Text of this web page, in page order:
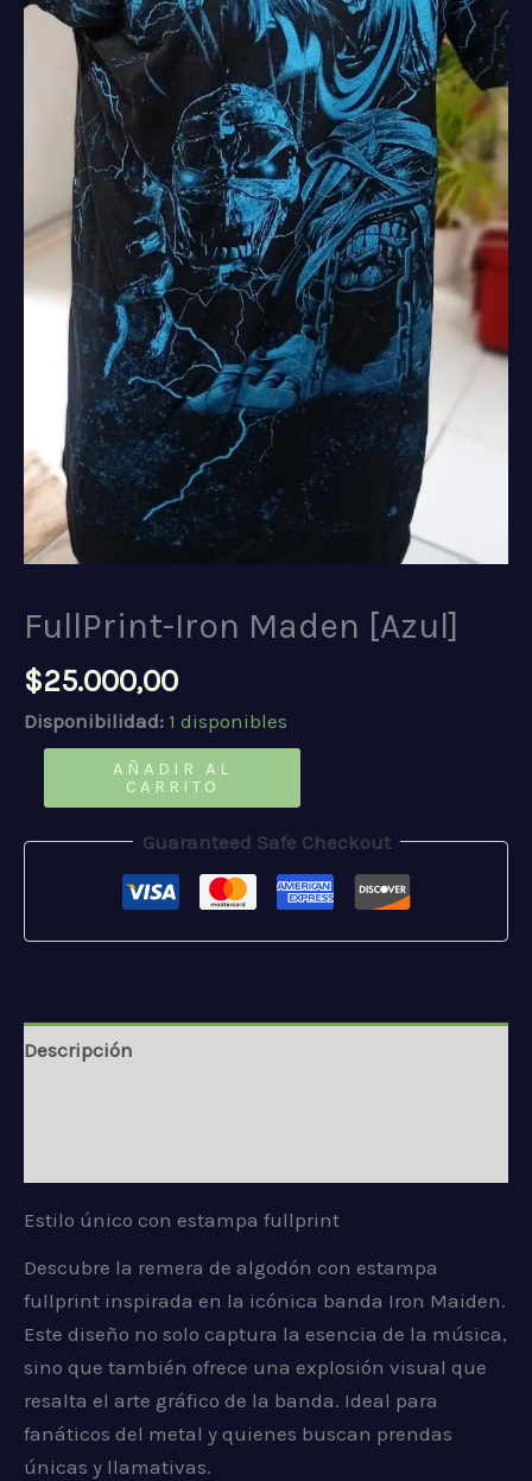
FullPrint-Iron Maden [Azul]
$25.000,00
Disponibilidad: 1 disponibles
AÑADIR AL
CARRITO
Guaranteed Safe Checkout
Descripción
Estilo único con estampa fullprint
Descubre la remera de algodón con estampa
fullprint inspirada en la icónica banda Iron Maiden.
Este diseño no solo captura la esencia de la música,
sino que también ofrece una explosión visual que
resalta el arte gráfico de la banda. Ideal para
fanáticos del metal y quienes buscan prendas
únicas y llamativas.